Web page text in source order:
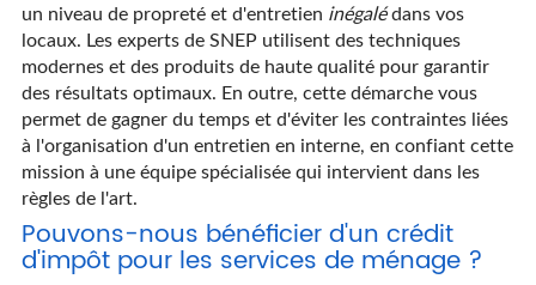
un niveau de propreté et d'entretien inégalédans vos
locaux. Les experts de SNEP utilisent des techniques
modernes et des produits de haute qualité pour garantir
des résultats optimaux. En outre, cette démarche vous
permet de gagner du temps et d'éviter les contraintes liées
à l'organisation d'un entretien en interne, en confiant cette
mission à une équipe spécialisée qui intervient dans les
règles de l'art.
Pouvons-nous bénéficier d'un crédit
d'impôt pour les services de ménage ?